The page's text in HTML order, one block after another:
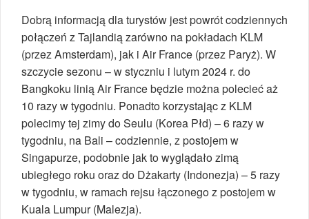
Dobrą informacją dla turystów jest powrót codziennych
połączeń z Tajlandią zarówno na pokładach KLM
(przez Amsterdam), jak i Air France (przez Paryż). W
szczycie sezonu – w styczniu i lutym 2024 r. do
Bangkoku linią Air France będzie można polecieć aż
10 razy w tygodniu. Ponadto korzystając z KLM
polecimy tej zimy do Seulu (Korea Płd) – 6 razy w
tygodniu, na Bali – codziennie, z postojem w
Singapurze, podobnie jak to wyglądało zimą
ubiegłego roku oraz do Dżakarty (Indonezja) – 5 razy
w tygodniu, w ramach rejsu łączonego z postojem w
Kuala Lumpur (Malezja).